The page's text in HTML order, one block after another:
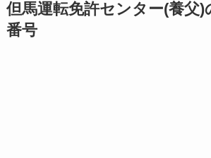
但馬運転免許センター(養父)
番号